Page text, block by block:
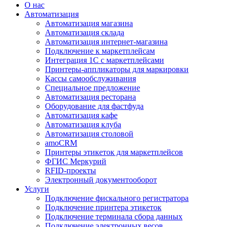
О нас
Автоматизация
Автоматизация магазина
Автоматизация склада
Автоматизация интернет-магазина
Подключение к маркетплейсам
Интеграция 1С с маркетплейсами
Принтеры-аппликаторы для маркировки
Кассы самообслуживания
Специальное предложение
Автоматизация ресторана
Оборудование для фастфуда
Автоматизация кафе
Автоматизация клуба
Автоматизация столовой
amoCRM
Принтеры этикеток для маркетплейсов
ФГИС Меркурий
RFID-проекты
Электронный документооборот
Услуги
Подключение фискального регистратора
Подключение принтера этикеток
Подключение терминала сбора данных